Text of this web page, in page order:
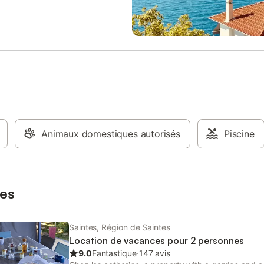
Les draps et serviettes sont
Animaux domestiques autorisés Piscine
Saintes, Région de Saintes
Location de vacances pour 2 personnes
9.0Fantastique⋅147 avis